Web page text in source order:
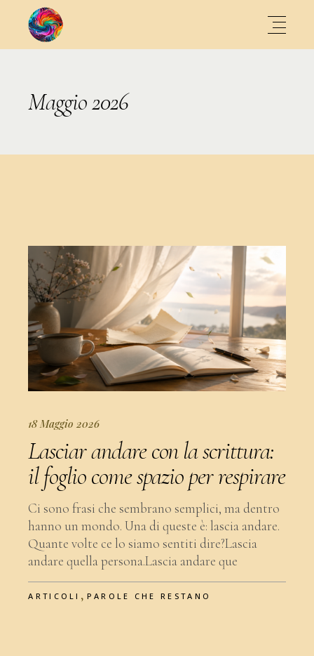
Maggio 2026
18 Maggio 2026
Lasciar andare con la scrittura:
il foglio come spazio per respirare
Ci sono frasi che sembrano semplici, ma dentro
hanno un mondo. Una di queste è: lascia andare.
Quante volte ce lo siamo sentiti dire?Lascia
andare quella persona.Lascia andare que
ARTICOLI , PAROLE CHE RESTANO